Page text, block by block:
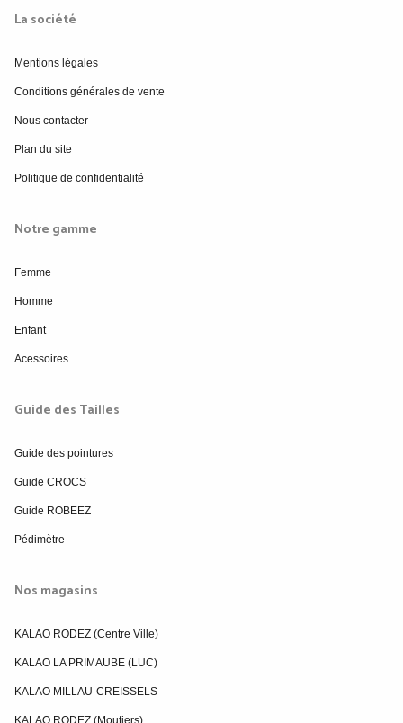
La société
Mentions légales
Conditions générales de vente
Nous contacter
Plan du site
Politique de confidentialité
Notre gamme
Femme
Homme
Enfant
Acessoires
Guide des Tailles
Guide des pointures
Guide CROCS
Guide ROBEEZ
Pédimètre
Nos magasins
KALAO RODEZ (Centre Ville)
KALAO LA PRIMAUBE (LUC)
KALAO MILLAU-CREISSELS
KALAO RODEZ (Moutiers)